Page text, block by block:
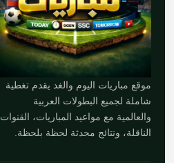
موقع مباريات اليوم والغد يقدم تغطية
شاملة لجميع البطولات العربية
والعالمية مع مواعيد المباريات، القنوات
الناقلة، ونتائج محدثة لحظة بلحظة.